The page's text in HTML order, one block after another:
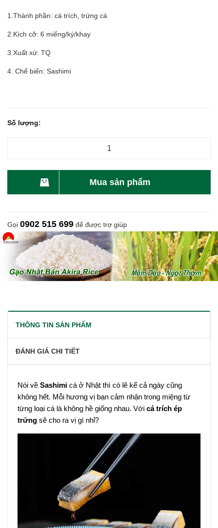
1.Thành phần: cá trích, trứng cá
2.Kích cỡ: 6 miếng/ký/khay
3.Xuất xứ: TQ
4. Chế biến: Sashimi
Số lượng:
Mua sản phẩm
Gọi 0902 515 699 để được trợ giúp
THÔNG TIN SẢN PHẨM
ĐÁNH GIÁ CHI TIẾT
Nói về Sashimi cá ở Nhật thì có lẽ kể cả ngày cũng
không hết. Mỗi hương vị bạn cảm nhận trong miệng từ
từng loại cá là không hề giống nhau. Với cá trích ép
trứng sẽ cho ra vị gì nhỉ?